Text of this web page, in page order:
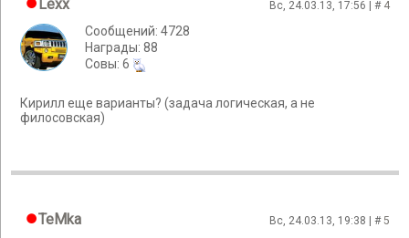
Lexx Вс, 24.03.13, 17:56 | # 4
Сообщений: 4728
Награды: 88
Cовы: 6
Кирилл еще варианты? (задача логическая, а не
филосовская)
TeMka Вс, 24.03.13, 19:38 | #5